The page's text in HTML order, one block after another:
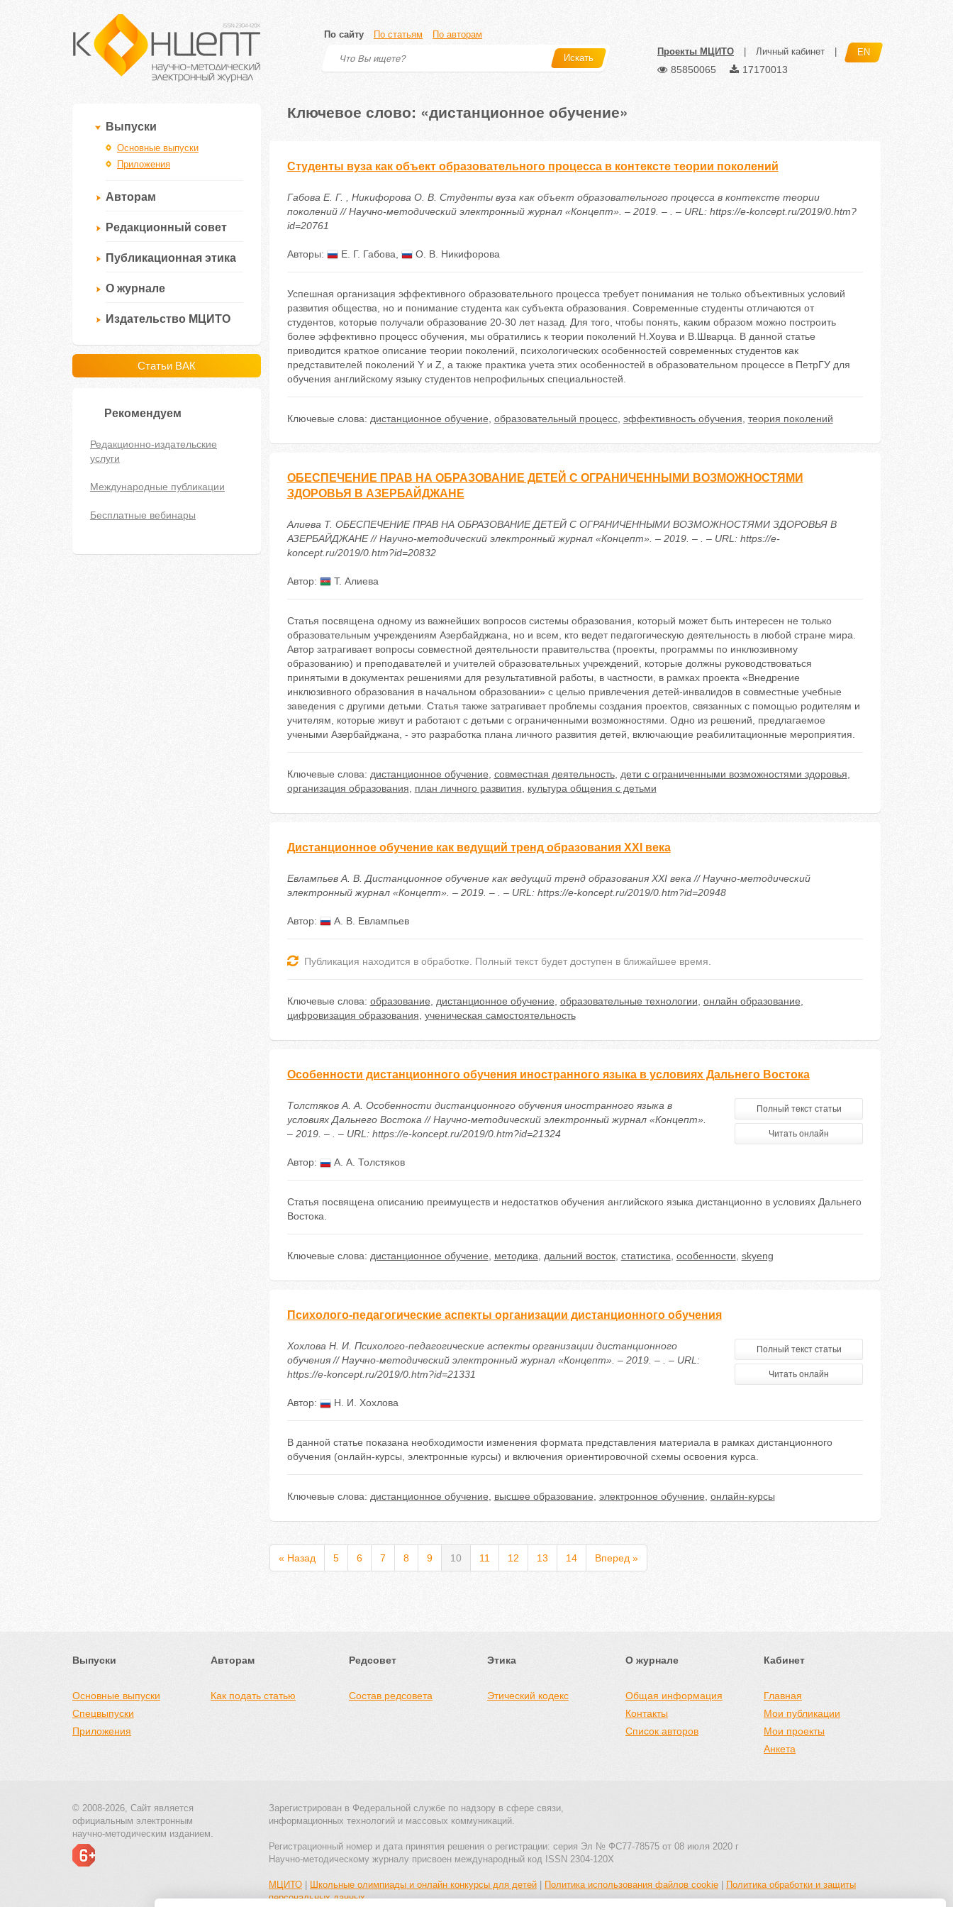
По сайту По статьям По авторам
Искать
Проекты МЦИТО Личный кабинет EN
85850065 17170013
Выпуски
Основные выпуски
Приложения
Авторам
Редакционный совет
Публикационная этика
О журнале
Издательство МЦИТО
Статьи ВАК
Рекомендуем
Редакционно-издательские
услуги
Международные публикации
Бесплатные вебинары
Ключевое слово: «дистанционное обучение»
Студенты вуза как объект образовательного процесса в контексте теории поколений
Габова Е. Г. , Никифорова О. В. Студенты вуза как объект образовательного процесса в контексте теории
поколений // Научно-методический электронный журнал «Концепт». – 2019. – . – URL: https://e-koncept.ru/2019/0.htm?
id=20761
Авторы: Е. Г. Габова О. В. Никифорова
Успешная организация эффективного образовательного процесса требует понимания не только объективных условий
развития общества, но и понимание студента как субъекта образования. Современные студенты отличаются от
студентов, которые получали образование 20-30 лет назад. Для того, чтобы понять, каким образом можно построить
более эффективно процесс обучения, мы обратились к теории поколений Н.Хоува и В.Шварца. В данной статье
приводится краткое описание теории поколений, психологических особенностей современных студентов как
представителей поколений Y и Z, а также практика учета этих особенностей в образовательном процессе в ПетрГУ для
обучения английскому языку студентов непрофильных специальностей.
Ключевые слова: дистанционное обучение образовательный процесс, эффективность обучения теория поколений
ОБЕСПЕЧЕНИЕ ПРАВ НА ОБРАЗОВАНИЕ ДЕТЕЙ С ОГРАНИЧЕННЫМИ ВОЗМОЖНОСТЯМИ
ЗДОРОВЬЯ В АЗЕРБАЙДЖАНЕ
Алиева Т. ОБЕСПЕЧЕНИЕ ПРАВ НА ОБРАЗОВАНИЕ ДЕТЕЙ С ОГРАНИЧЕННЫМИ ВОЗМОЖНОСТЯМИ ЗДОРОВЬЯ В
АЗЕРБАЙДЖАНЕ // Научно-методический электронный журнал «Концепт». – 2019. – . – URL: https://e-
koncept.ru/2019/0.htm?id=20832
Автор: Т. Алиева
Статья посвящена одному из важнейших вопросов системы образования, который может быть интересен не только
образовательным учреждениям Азербайджана, но и всем, кто ведет педагогическую деятельность в любой стране мира.
Автор затрагивает вопросы совместной деятельности правительства (проекты, программы по инклюзивному
образованию) и преподавателей и учителей образовательных учреждений, которые должны руководствоваться
принятыми в документах решениями для результативной работы, в частности, в рамках проекта «Внедрение
инклюзивного образования в начальном образовании» с целью привлечения детей-инвалидов в совместные учебные
заведения с другими детьми. Статья также затрагивает проблемы создания проектов, связанных с помощью родителям и
учителям, которые живут и работают с детьми с ограниченными возможностями. Одно из решений, предлагаемое
учеными Азербайджана, - это разработка плана личного развития детей, включающие реабилитационные мероприятия.
Ключевые слова: дистанционное обучение совместная деятельность, дети с ограниченными возможностями здоровья
организация образования
план личного развития культура общения с детьми
Дистанционное обучение как ведущий тренд образования XXI века
Евлампьев А. В. Дистанционное обучение как ведущий тренд образования XXI века // Научно-методический
электронный журнал «Концепт». – 2019. – . – URL: https://e-koncept.ru/2019/0.htm?id=20948
Автор: А. В. Евлампьев
Публикация находится в обработке. Полный текст будет доступен в ближайшее время.
Ключевые слова: образование, дистанционное обучение, образовательные технологии, онлайн образование,
цифровизация образования, ученическая самостоятельность
Особенности дистанционного обучения иностранного языка в условиях Дальнего Востока
Толстяков А. А. Особенности дистанционного обучения иностранного языка в
условиях Дальнего Востока // Научно-методический электронный журнал «Концепт».
– 2019. – . – URL: https://e-koncept.ru/2019/0.htm?id=21324
Полный текст статьи
Читать онлайн
Автор: А. А. Толстяков
Статья посвящена описанию преимуществ и недостатков обучения английского языка дистанционно в условиях Дальнего
Востока.
Ключевые слова: дистанционное обучение, методика, дальний восток, статистика, особенности, skyeng
Психолого-педагогические аспекты организации дистанционного обучения
Хохлова Н. И. Психолого-педагогические аспекты организации дистанционного
обучения // Научно-методический электронный журнал «Концепт». – 2019. – . – URL:
https://e-koncept.ru/2019/0.htm?id=21331
Полный текст статьи
Читать онлайн
Автор: Н. И. Хохлова
В данной статье показана необходимости изменения формата представления материала в рамках дистанционного
обучения (онлайн-курсы, электронные курсы) и включения ориентировочной схемы освоения курса.
Ключевые слова: дистанционное обучение, высшее образование, электронное обучение, онлайн-курсы
« Назад 5 6 7 8 9 10 11 12 13 14 Вперед »
Выпуски
Основные выпуски
Спецвыпуски
Приложения
Авторам
Как подать статью
Редсовет
Состав редсовета
Этика
Этический кодекс
О журнале
Общая информация
Контакты
Список авторов
Кабинет
Главная
Мои публикации
Мои проекты
Анкета
© 2008-2026, Сайт является
официальным электронным
научно-методическим изданием.
Зарегистрирован в Федеральной службе по надзору в сфере связи,
информационных технологий и массовых коммуникаций.
Регистрационный номер и дата принятия решения о регистрации: серия Эл № ФС77-78575 от 08 июля 2020 г
Научно-методическому журналу присвоен международный код ISSN 2304-120X
МЦИТО Школьные олимпиады и онлайн конкурсы для детей Политика использования файлов cookie
Политика обработки и защиты
персональных данных